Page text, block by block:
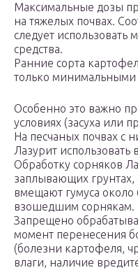
Максимальные дозы
на тяжелых почвах.
следует
средства.
Ранние сорта
только минимальными
Особенно это важно
условиях (засуха или
На песчаных почвах с
Лазурит
Обработку сорняков
заплывающих грунтах,
вмещают гумуса около
взошедшим сорнякам.
Запрещено
момент перенесения
(болезни картофеля,
влаги, наличие